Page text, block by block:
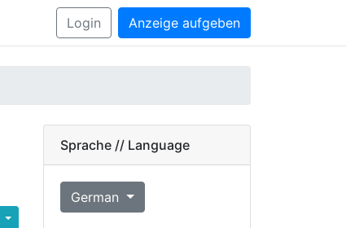
Login Anzeige aufgeben
Sprache // Language
German